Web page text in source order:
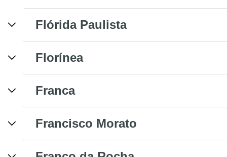
Flórida Paulista
Florínea
Franca
Francisco Morato